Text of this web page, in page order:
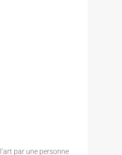
par une personne